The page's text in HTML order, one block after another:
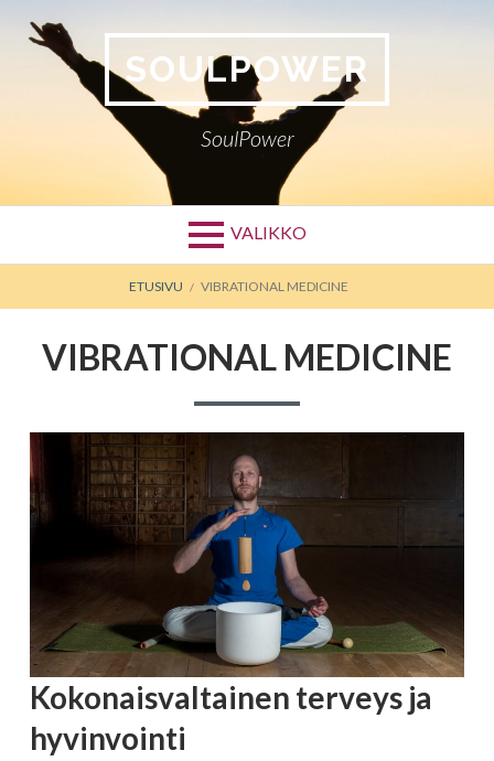
sisältöön
SOULPOWER
SoulPower
VALIKKO
MURUPOLKU
ETUSIVU VIBRATIONAL MEDICINE
VIBRATIONAL MEDICINE
Kokonaisvaltainen terveys ja
hyvinvointi